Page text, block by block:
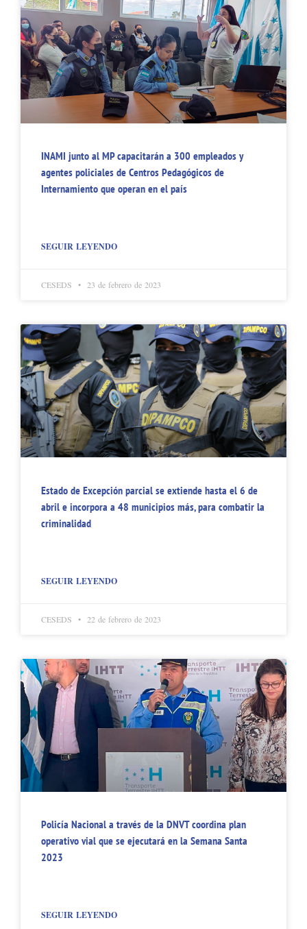
INAMI junto al MP capacitarán a 300 empleados y
agentes policiales de Centros Pedagógicos de
Internamiento que operan en el país
SEGUIR LEYENDO
CESEDS 23 de febrero de 2023
Estado de Excepción parcial se extiende hasta el 6 de
abril e incorpora a 48 municipios más, para combatir la
criminalidad
SEGUIR LEYENDO
CESEDS 22 de febrero de 2023
Policía Nacional a través de la DNVT coordina plan
operativo vial que se ejecutará en la Semana Santa
2023
SEGUIR LEYENDO